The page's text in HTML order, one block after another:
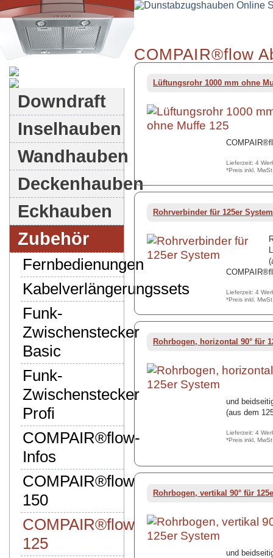
Downdraft
Inselhauben
Wandhauben
Deckenhauben
Eckhauben
Zubehör
Fernbedienungen
Kabelverlängerungssets
Funk-
Zwischenstecker
Basic
Funk-
Zwischenstecker
Profi
COMPAIR®flow-
Infos
COMPAIR®flow
150
COMPAIR®flow
125
COMPAIR®flow
Lüftungsrohr 1000 mm ohne
Lieferzeit: 4
*Preis inkl.
Rohrverbinder für 125er System
Lieferzeit: 4
*Preis inkl.
Rohrbogen, horizontal 90° für
und
(aus dem
Lieferzeit: 4
*Preis inkl.
Rohrbogen, vertikal 90° für
und